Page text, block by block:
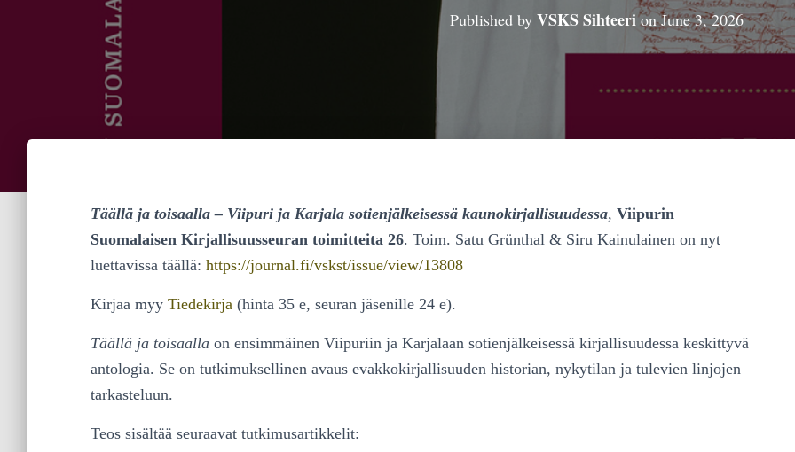
Published by VSKS SihteerionJune 3, 2026
Täällä ja toisaalla – Viipuri ja Karjala sotienjälkeisessä kaunokirjallisuudessa, Viipurin
Suomalaisen Kirjallisuusseuran toimitteita 26. Toim. Satu Grünthal & Siru Kainulainen on nyt
luettavissa täällä: https://journal.fi/vskst/issue/view/13808
Kirjaa myy Tiedekirja (hinta 35 e, seuran jäsenille 24 e).
Täällä ja toisaalla on ensimmäinen Viipuriin ja Karjalaan sotienjälkeisessä kirjallisuudessa keskittyvä
antologia. Se on tutkimuksellinen avaus evakkokirjallisuuden historian, nykytilan ja tulevien linjojen
tarkasteluun.
Teos sisältää seuraavat tutkimusartikkelit: